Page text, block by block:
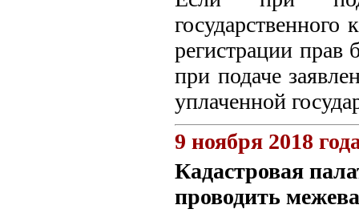
государственного
регистрации прав
при подаче
уплаченной
9 ноября 2018
Кадастровая
проводить